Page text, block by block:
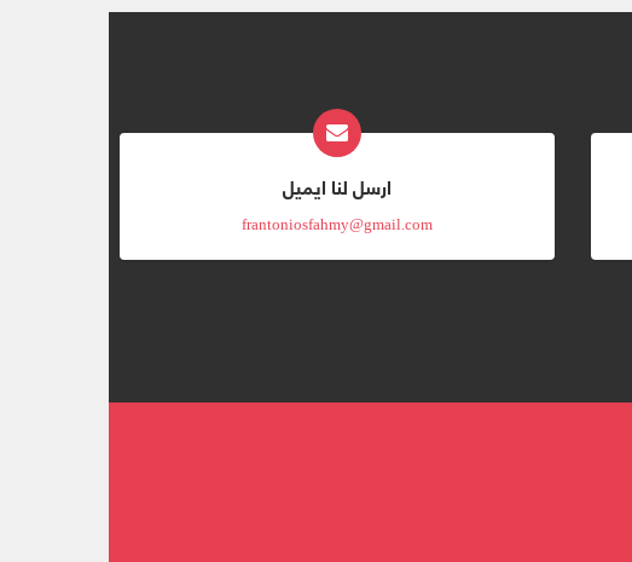
ارسل لنا ايميل
frantoniosfahmy@gmail.com